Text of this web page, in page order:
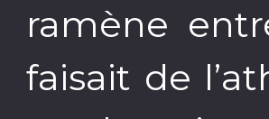
ramène
faisait de